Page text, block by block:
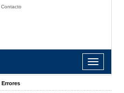
Contacto
Toggle
navigation